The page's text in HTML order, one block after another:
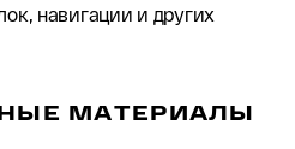
навигации и других
МАТЕРИАЛЫ